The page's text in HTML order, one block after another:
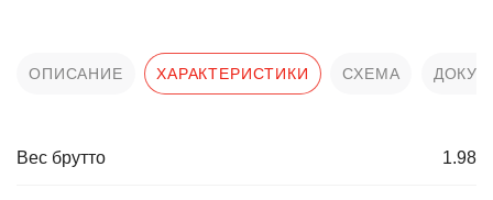
ОПИСАНИЕ ХАРАКТЕРИСТИКИ СХЕМА
Вес брутто 1.98